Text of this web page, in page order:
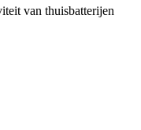
van thuisbatterijen